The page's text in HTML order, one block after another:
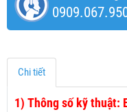
Chi tiết
1) Thông số kỹ thuật: